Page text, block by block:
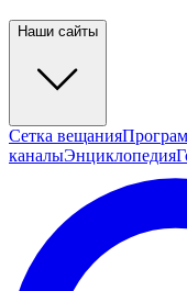
Наши сайты
Сетка вещания
каналыЭнциклопедия